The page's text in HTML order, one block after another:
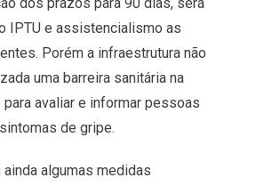
IPTU e assistencialismo as
Porém a infraestrutura não
uma barreira sanitária na
para avaliar e informar pessoas
de gripe.
algumas medidas